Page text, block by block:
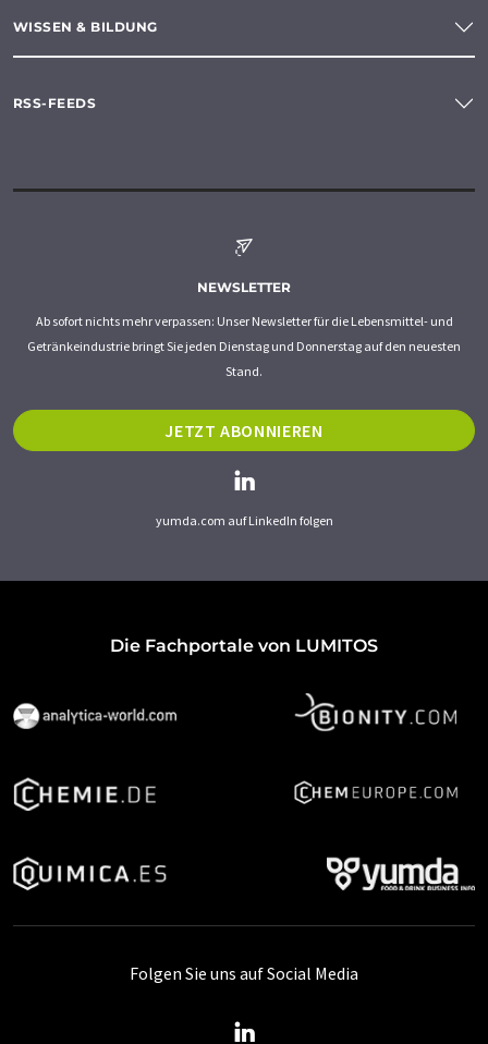
WISSEN & BILDUNG
RSS-FEEDS
NEWSLETTER
Ab sofort nichts mehr verpassen: Unser Newsletter für die Lebensmittel- und
Getränkeindustrie bringt Sie jeden Dienstag und Donnerstag auf den neuesten
Stand.
JETZT ABONNIEREN
yumda.com auf LinkedIn folgen
Die Fachportale von LUMITOS
Folgen Sie uns auf Social Media